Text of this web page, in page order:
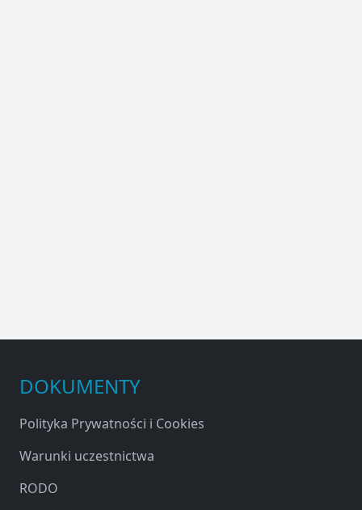
DOKUMENTY
Polityka Prywatności i Cookies
Warunki uczestnictwa
RODO